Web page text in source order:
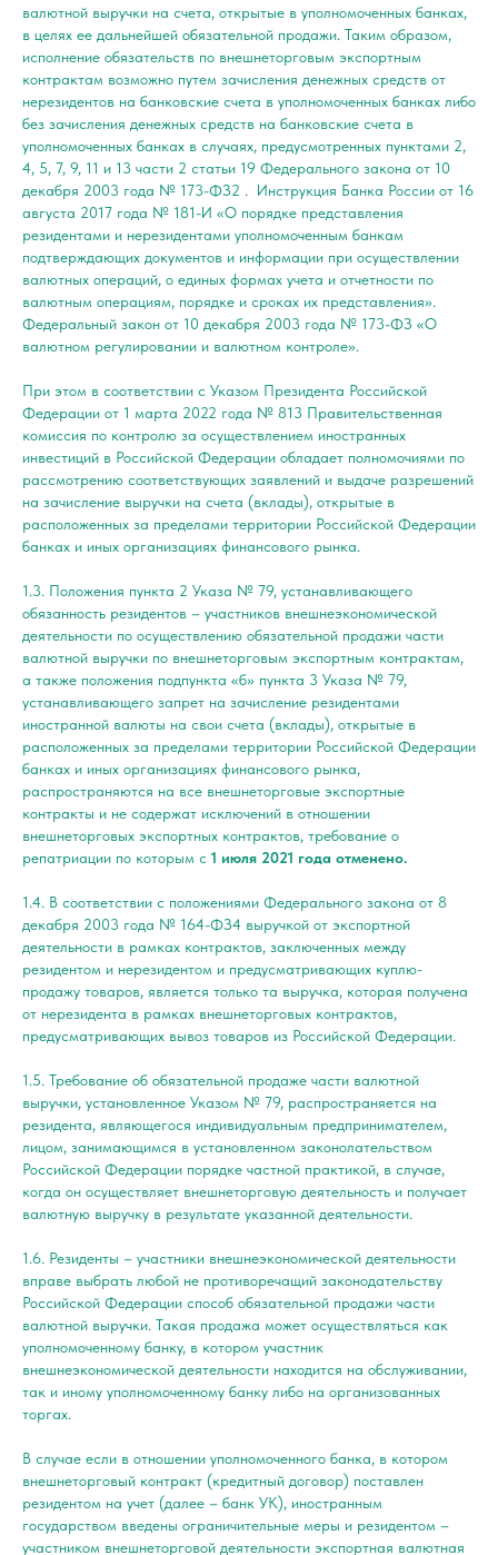
валютной выручки на счета, открытые в уполномоченных банках,
в целях ее дальнейшей обязательной продажи. Таким образом,
исполнение обязательств по внешнеторговым экспортным
контрактам возможно путем зачисления денежных средств от
нерезидентов на банковские счета в уполномоченных банках либо
без зачисления денежных средств на банковские счета в
уполномоченных банках в случаях, предусмотренных пунктами 2,
4, 5, 7, 9, 11 и 13 части 2 статьи 19 Федерального закона от 10
декабря 2003 года № 173-ФЗ2 . Инструкция Банка России от 16
августа 2017 года № 181-И «О порядке представления
резидентами и нерезидентами уполномоченным банкам
подтверждающих документов и информации при осуществлении
валютных операций, о единых формах учета и отчетности по
валютным операциям, порядке и сроках их представления».
Федеральный закон от 10 декабря 2003 года № 173-ФЗ «О
валютном регулировании и валютном контроле».
При этом в соответствии с Указом Президента Российской
Федерации от 1 марта 2022 года № 813 Правительственная
комиссия по контролю за осуществлением иностранных
инвестиций в Российской Федерации обладает полномочиями по
рассмотрению соответствующих заявлений и выдаче разрешений
на зачисление выручки на счета (вклады), открытые в
расположенных за пределами территории Российской Федерации
банках и иных организациях финансового рынка.
1.3. Положения пункта 2 Указа № 79, устанавливающего
обязанность резидентов – участников внешнеэкономической
деятельности по осуществлению обязательной продажи части
валютной выручки по внешнеторговым экспортным контрактам,
а также положения подпункта «б» пункта 3 Указа № 79,
устанавливающего запрет на зачисление резидентами
иностранной валюты на свои счета (вклады), открытые в
расположенных за пределами территории Российской Федерации
банках и иных организациях финансового рынка,
распространяются на все внешнеторговые экспортные
контракты и не содержат исключений в отношении
внешнеторговых экспортных контрактов, требование о
репатриации по которым с 1 июля 2021 года отменено.
1.4. В соответствии с положениями Федерального закона от 8
декабря 2003 года № 164-ФЗ4 выручкой от экспортной
деятельности в рамках контрактов, заключенных между
резидентом и нерезидентом и предусматривающих куплю-
продажу товаров, является только та выручка, которая получена
от нерезидента в рамках внешнеторговых контрактов,
предусматривающих вывоз товаров из Российской Федерации.
1.5. Требование об обязательной продаже части валютной
выручки, установленное Указом № 79, распространяется на
резидента, являющегося индивидуальным предпринимателем,
лицом, занимающимся в установленном законолательством
Российской Федерации порядке частной практикой, в случае,
когда он осуществляет внешнеторговую деятельность и получает
валютную выручку в результате указанной деятельности.
1.6. Резиденты – участники внешнеэкономической деятельности
вправе выбрать любой не противоречащий законодательству
Российской Федерации способ обязательной продажи части
валютной выручки. Такая продажа может осуществляться как
уполномоченному банку, в котором участник
внешнеэкономической деятельности находится на обслуживании,
так и иному уполномоченному банку либо на организованных
торгах.
В случае если в отношении уполномоченного банка, в котором
внешнеторговый контракт (кредитный договор) поставлен
резидентом на учет (далее – банк УК), иностранным
государством введены ограничительные меры и резидентом –
участником внешнеторговой деятельности экспортная валютная